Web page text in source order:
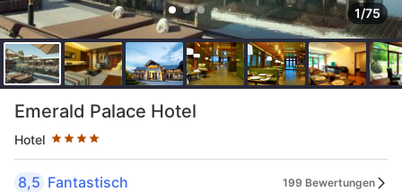
1/75
Emerald Palace Hotel
Hotel
Sternekategorie: 4 Sterne
8,5 Fantastisch 199 Bewertungen